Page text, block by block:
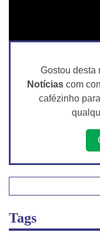
Gostou desta
Notícias com
cafézinho
Tags